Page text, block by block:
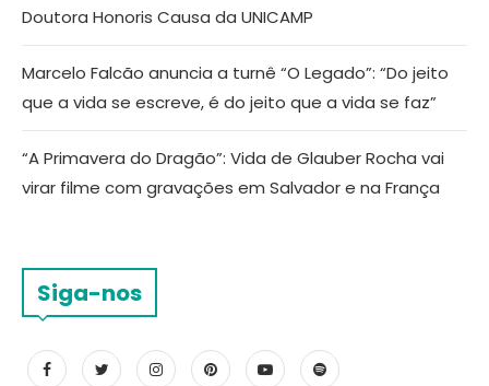
Doutora Honoris Causa da UNICAMP
Marcelo Falcão anuncia a turnê “O Legado”: “Do jeito
que a vida se escreve, é do jeito que a vida se faz”
“A Primavera do Dragão”: Vida de Glauber Rocha vai
virar filme com gravações em Salvador e na França
Siga-nos